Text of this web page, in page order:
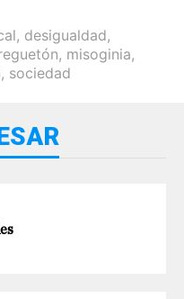
, desigualdad,
, misoginia,
, sociedad